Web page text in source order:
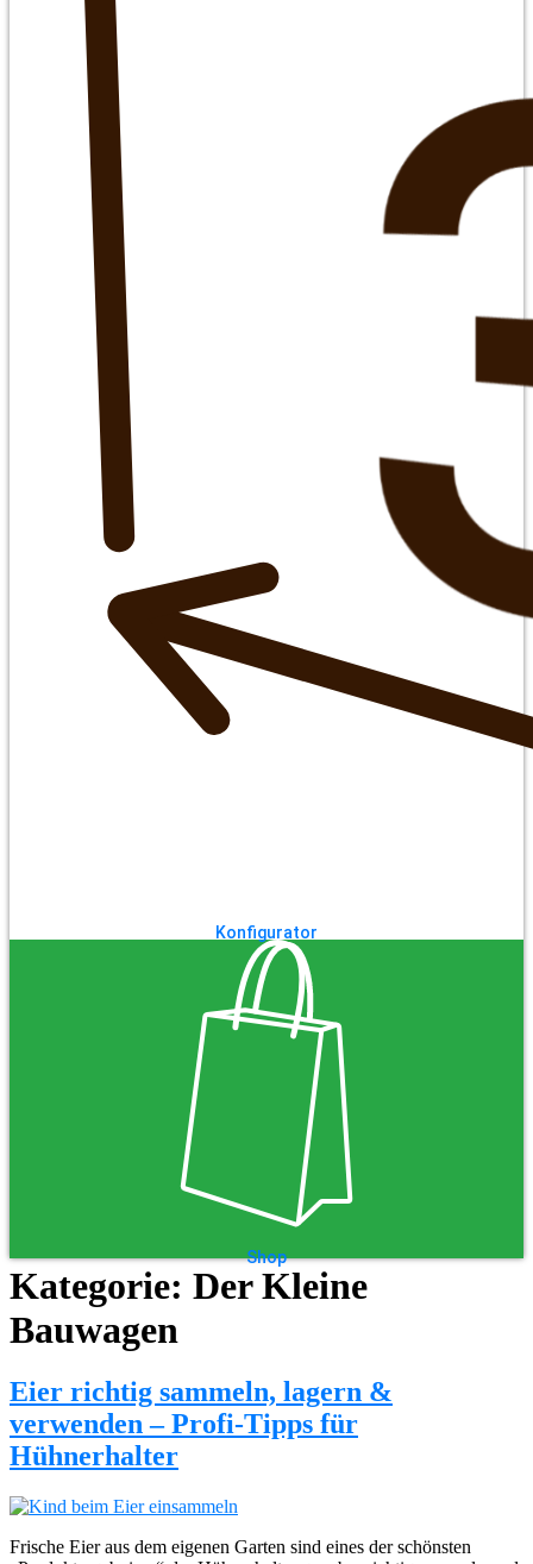
Konfigurator
Shop
Kategorie: Der Kleine
Bauwagen
Eier richtig sammeln, lagern &
verwenden – Profi-Tipps für
Hühnerhalter
Frische Eier aus dem eigenen Garten sind eines der schönsten